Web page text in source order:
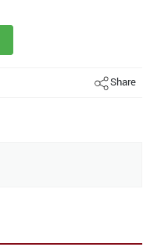
Share